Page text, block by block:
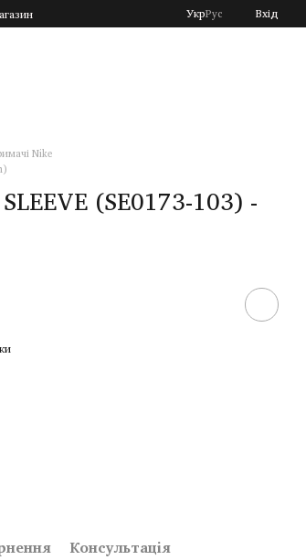
УкрРус Вхід
Nike
(SE0173-103) -
Консультація